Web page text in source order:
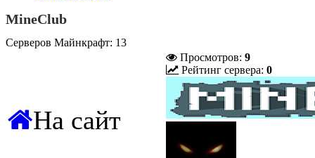
MineClub
Серверов Майнкрафт: 13
На сайт
Просмотров: 9
Рейтинг сервера: 0